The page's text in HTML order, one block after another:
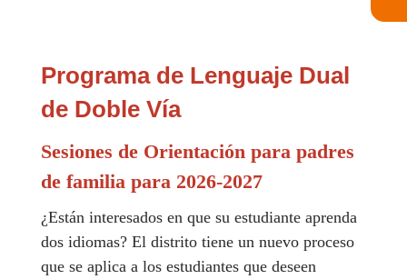
Language
Programa de Lenguaje Dual
de Doble Vía
Sesiones de Orientación para padres
de familia para 2026-2027
¿Están interesados en que su estudiante aprenda
dos idiomas? El distrito tiene un nuevo proceso
que se aplica a los estudiantes que deseen